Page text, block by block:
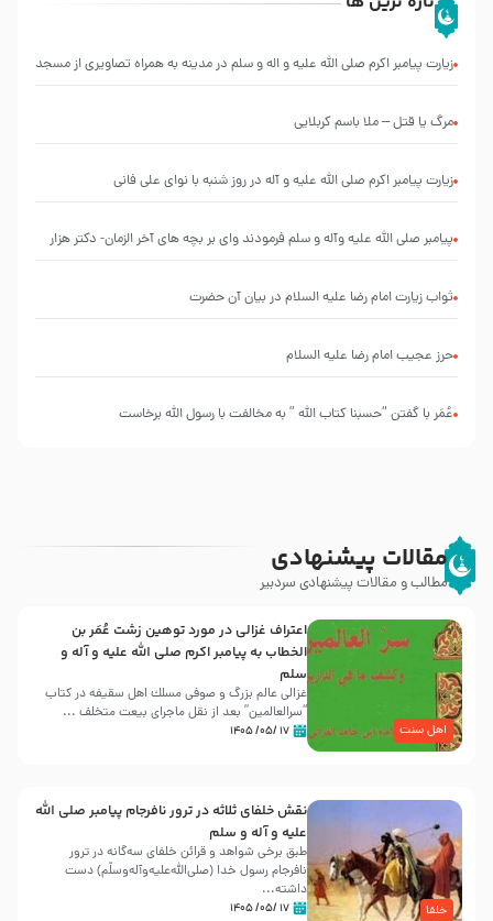
زیارت پیامبر اکرم صلی الله علیه و اله و سلم در مدینه به همراه تصاویری از مسجد
مرگ یا قتل – ملا باسم کربلایی
زیارت پیامبر اکرم صلی الله علیه و آله در روز شنبه با نوای علی فانی
پیامبر صلی الله علیه وآله و سلم فرمودند وای بر بچه های آخر الزمان- دکتر هزار
ثواب زیارت امام رضا علیه السلام در بیان آن حضرت
حرز عجیب امام رضا علیه السلام
عُمَر با گفتن “حسبنا كتاب اللّه ” به مخالفت با رسول اللّه برخاست
مقالات پیشنهادی
مطالب و مقالات پیشنهادی سردبیر
اهل سنت
اعتراف غزالی در مورد توهین زشت عُمَر بن
الخطاب به پیامبر اکرم صلی الله علیه و آله و
سلم
غزالی عالم بزرگ و صوفی مسلك اهل سقيفه در کتاب
“سرالعالمین” بعد از نقل ماجرای بیعت متخلف ...
۱۷ /۰۵/ ۱۴۰۵
خلفا
نقش خلفای ثلاثه در ترور نافرجام پیامبر صلی الله
علیه و آله و سلم
طبق برخی شواهد و قرائن خلفای سه‌گانه در ترور
نافرجام رسول خدا (صلی‌الله‌علیه‌و‌آله‌وسلّم) دست
داشته‌...
۱۷ /۰۵/ ۱۴۰۵